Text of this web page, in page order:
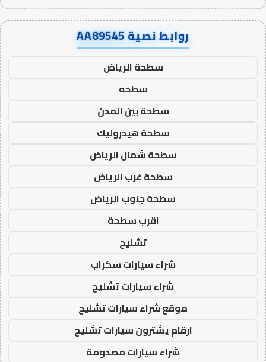
روابط نصية AA89545
سطحة الرياض
سطحه
سطحة بين المدن
سطحة هيدروليك
سطحة شمال الرياض
سطحة غرب الرياض
سطحة جنوب الرياض
اقرب سطحة
تشليح
شراء سيارات سكراب
شراء سيارات تشليح
موقع شراء سيارات تشليح
ارقام يشترون سيارات تشليح
شراء سيارات مصدومة